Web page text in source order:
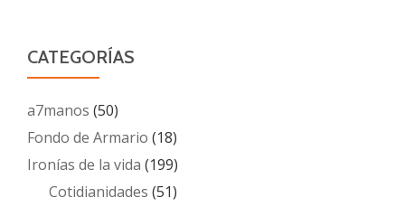
CATEGORÍAS
a7manos (50)
Fondo de Armario (18)
Ironías de la vida (199)
Cotidianidades (51)